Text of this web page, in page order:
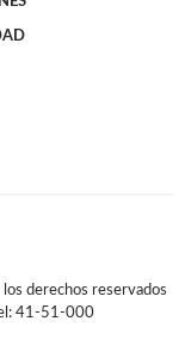
los derechos reservados
41-51-000